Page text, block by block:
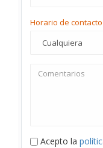
Horario de contacto
Acepto la